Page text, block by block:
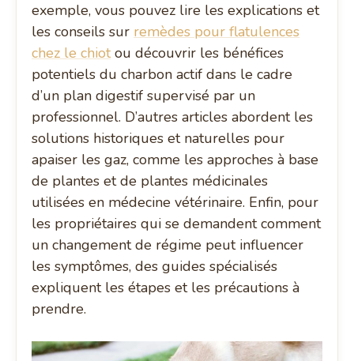
exemple, vous pouvez lire les explications et
les conseils sur remèdes pour flatulences
chez le chiotou découvrir les bénéfices
potentiels du charbon actif dans le cadre
d’un plan digestif supervisé par un
professionnel. D’autres articles abordent les
solutions historiques et naturelles pour
apaiser les gaz, comme les approches à base
de plantes et de plantes médicinales
utilisées en médecine vétérinaire. Enfin, pour
les propriétaires qui se demandent comment
un changement de régime peut influencer
les symptômes, des guides spécialisés
expliquent les étapes et les précautions à
prendre.